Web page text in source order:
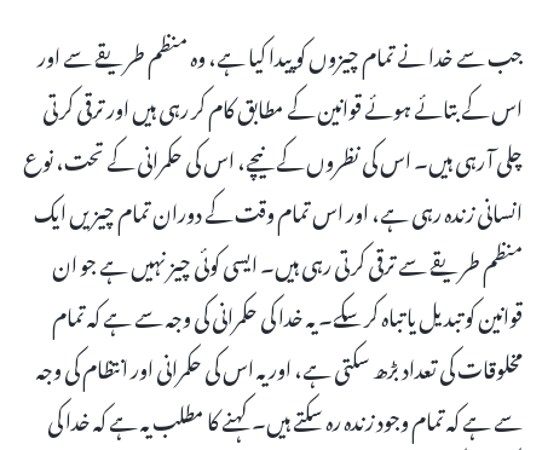
جب سے خدا نے تمام چیزوں کو پیدا کیا ہے، وہ منظم طریقے سے اور
اس کے بتائے ہوئے قوانین کے مطابق کام کر رہی ہیں اور ترقی کرتی
چلی آ رہی ہیں۔ اس کی نظروں کے نیچے، اس کی حکمرانی کے تحت، نوع
انسانی زندہ رہی ہے، اور اس تمام وقت کے دوران تمام چیزیں ایک
منظم طریقے سے ترقی کرتی رہی ہیں۔ ایسی کوئی چیز نہیں ہے جو ان
قوانین کو تبدیل یا تباہ کر سکے۔ یہ خدا کی حکمرانی کی وجہ سے ہے کہ تمام
مخلوقات کی تعداد بڑھ سکتی ہے، اور یہ اس کی حکمرانی اور انتظام کی وجہ
سے ہے کہ تمام وجود زندہ رہ سکتے ہیں۔ کہنے کا مطلب یہ ہے کہ خدا کی